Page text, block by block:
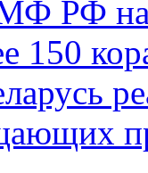
РФ
150